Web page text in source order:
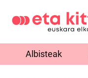
Albisteak